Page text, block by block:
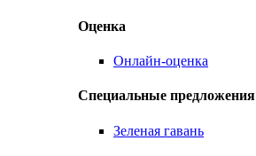
Оценка
Онлайн-оценка
Специальные предложения
Зеленая гавань